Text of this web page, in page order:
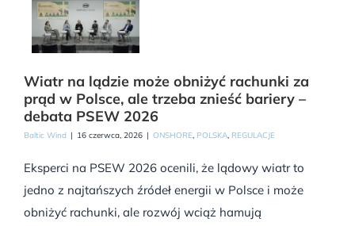
Wiatr na lądzie może obniżyć rachunki za
prąd w Polsce, ale trzeba znieść bariery –
debata PSEW 2026
Baltic Wind | 16 czerwca, 2026 | ONSHORE, POLSKA, REGULACJE
Eksperci na PSEW 2026 ocenili, że lądowy wiatr to
jedno z najtańszych źródeł energii w Polsce i może
obniżyć rachunki, ale rozwój wciąż hamują